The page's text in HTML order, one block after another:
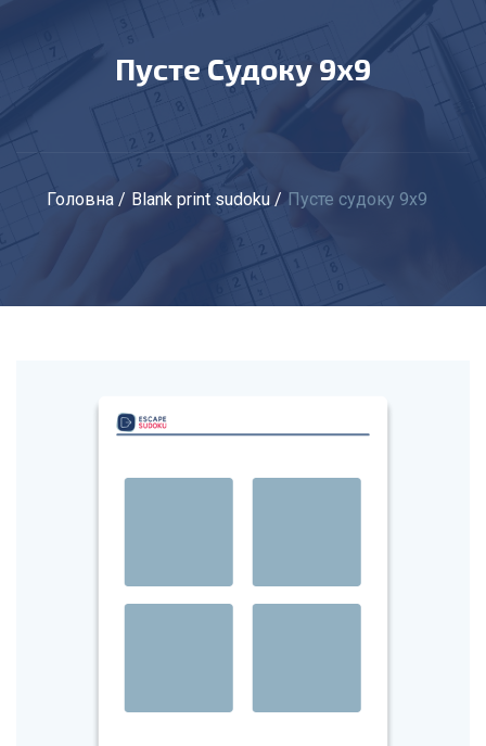
Пусте Судоку 9х9
Головна Blank print sudoku Пусте судоку 9х9